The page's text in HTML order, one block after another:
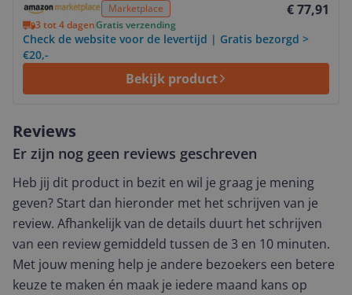
Marketplace € 77,91
3 tot 4 dagenGratis verzending
Check de website voor de levertijd | Gratis bezorgd >
€20,-
Bekijk product
Reviews
Er zijn nog geen reviews geschreven
Heb jij dit product in bezit en wil je graag je mening
geven? Start dan hieronder met het schrijven van je
review. Afhankelijk van de details duurt het schrijven
van een review gemiddeld tussen de 3 en 10 minuten.
Met jouw mening help je andere bezoekers een betere
keuze te maken én maak je iedere maand kans op